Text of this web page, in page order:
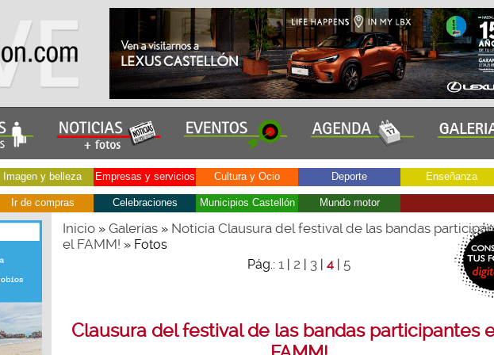
Imagen y belleza Empresas y servicios Cultura y Ocio Deporte Enseñanza
Ir de compras Celebraciones Municipios Castellón Mundo motor
Inicio» Galerías» Noticia Clausura del festival de las bandas
el FAMM! » Fotos
Pág.: 1 | 2 | 3 | 4 | 5
Clausura del festival de las bandas participantes